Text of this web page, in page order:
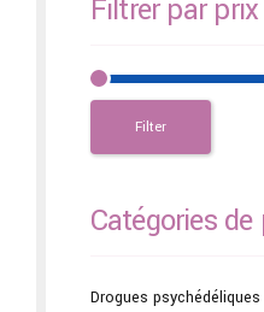
Filtrer par prix
Filter
Catégories
Drogues psychédéliques